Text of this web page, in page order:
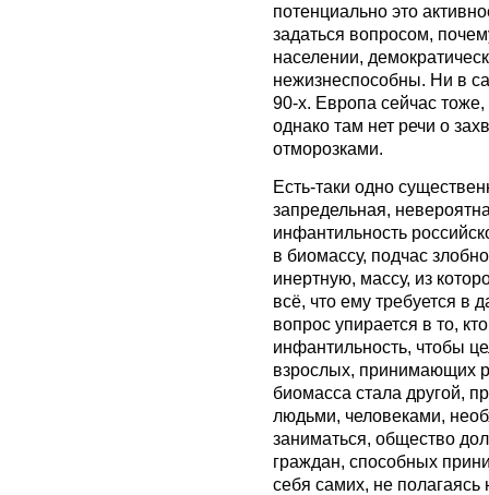
потенциально это
задаться вопросом,
населении,
нежизнеспособны. Ни в
90-х. Европа сейчас
однако там нет речи о
отморозками.
Есть-таки одно
запредельная,
инфантильность
в биомассу, подчас
инертную, массу, из
всё, что ему требуется в
вопрос упирается в то,
инфантильность, чтобы
взрослых, принимающих
биомасса стала другой,
людьми, человеками,
заниматься, общество
граждан, способных
себя самих, не